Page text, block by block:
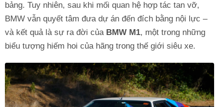
bảng. Tuy nhiên, sau khi mối quan hệ hợp tác tan vỡ,
BMW vẫn quyết tâm đưa dự án đến đích bằng nội lực –
và kết quả là sự ra đời của BMW M1, một trong những
biểu tượng hiếm hoi của hãng trong thế giới siêu xe.